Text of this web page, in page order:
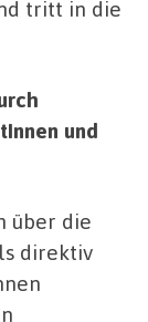
tritt in die
und
über die
direktiv